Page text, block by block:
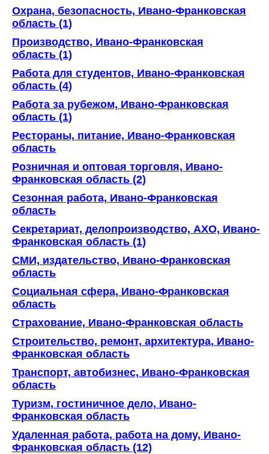
Охрана, безопасность, Ивано-Франковская
область (1)
Производство, Ивано-Франковская
область (1)
Работа для студентов, Ивано-Франковская
область (4)
Работа за рубежом, Ивано-Франковская
область (1)
Рестораны, питание, Ивано-Франковская
область
Розничная и оптовая торговля, Ивано-
Франковская область (2)
Сезонная работа, Ивано-Франковская
область
Секретариат, делопроизводство, АХО, Ивано-
Франковская область (1)
СМИ, издательство, Ивано-Франковская
область
Социальная сфера, Ивано-Франковская
область
Страхование, Ивано-Франковская область
Строительство, ремонт, архитектура, Ивано-
Франковская область
Транспорт, автобизнес, Ивано-Франковская
область
Туризм, гостиничное дело, Ивано-
Франковская область
Удаленная работа, работа на дому, Ивано-
Франковская область (12)